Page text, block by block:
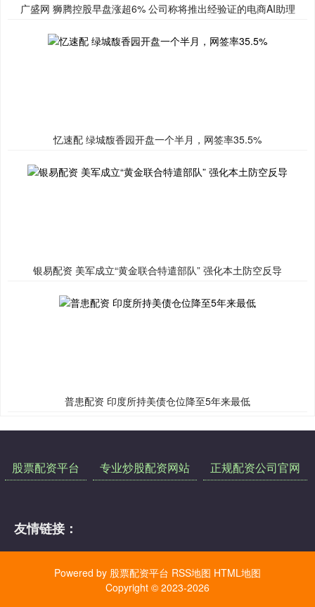
广盛网 狮腾控股早盘涨超6% 公司称将推出经验证的电商AI助理
忆速配 绿城馥香园开盘一个半月，网签率35.5%
银易配资 美军成立“黄金联合特遣部队” 强化本土防空反导
普患配资 印度所持美债仓位降至5年来最低
股票配资平台 专业炒股配资网站 正规配资公司官网
友情链接：
Powered by 股票配资平台 RSS地图 HTML地图
Copyright © 2023-2026